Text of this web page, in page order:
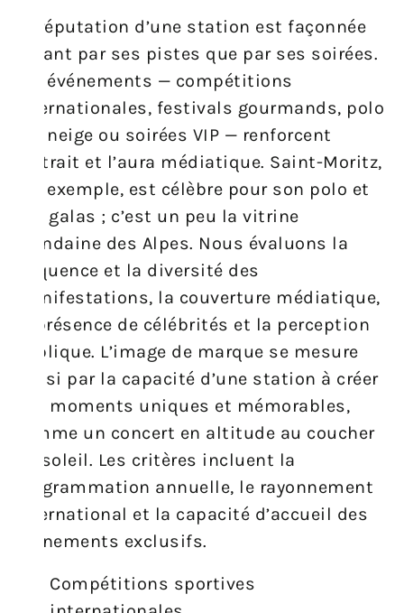
La réputation d’une station est façonnée
autant par ses pistes que par ses soirées.
Les événements — compétitions
internationales, festivals gourmands, polo
sur neige ou soirées VIP — renforcent
l’attrait et l’aura médiatique. Saint-Moritz,
par exemple, est célèbre pour son polo et
ses galas ; c’est un peu la vitrine
mondaine des Alpes. Nous évaluons la
fréquence et la diversité des
manifestations, la couverture médiatique,
la présence de célébrités et la perception
publique. L’image de marque se mesure
aussi par la capacité d’une station à créer
des moments uniques et mémorables,
comme un concert en altitude au coucher
du soleil. Les critères incluent la
programmation annuelle, le rayonnement
international et la capacité d’accueil des
événements exclusifs.
Compétitions sportives